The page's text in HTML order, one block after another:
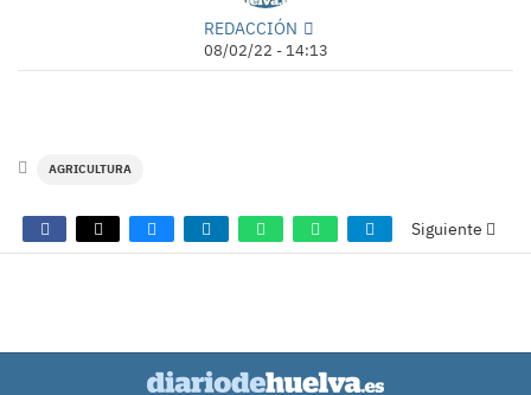
REDACCIÓN
08/02/22 - 14:13
AGRICULTURA
Siguiente